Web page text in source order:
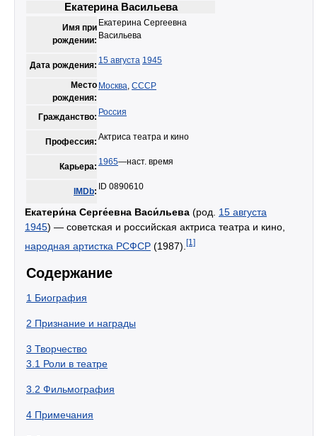
Екатерина Васильева
Имя при
рождении:
Екатерина Сергеевна
Васильева
Дата рождения: 15 августа 1945
Место
рождения:
Москва, СССР
Гражданство: Россия
Профессия: Актриса театра и кино
Карьера: 1965—наст. время
IMDb: ID 0890610
Екатери́на Серге́евна Васи́льева (род. 15 августа
1945) — советская и российская актриса театра и кино,
народная артистка РСФСР (1987). [1]
Содержание
1 Биография
2 Признание и награды
3 Творчество
3.1 Роли в театре
3.2 Фильмография
4 Примечания